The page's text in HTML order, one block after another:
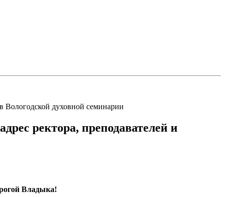
Вологодской духовной семинарии
ректора, преподавателей и
Владыка!